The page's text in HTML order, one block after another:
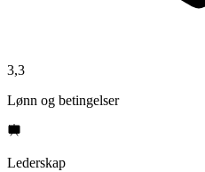
3,3
Lønn og betingelser
Lederskap